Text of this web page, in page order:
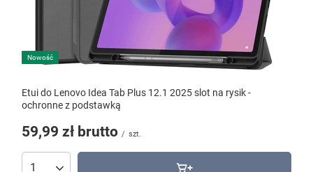
Nowość
Etui do Lenovo Idea Tab Plus 12.1 2025 slot na rysik -
ochronne z podstawką
59,99 zł brutto / szt.